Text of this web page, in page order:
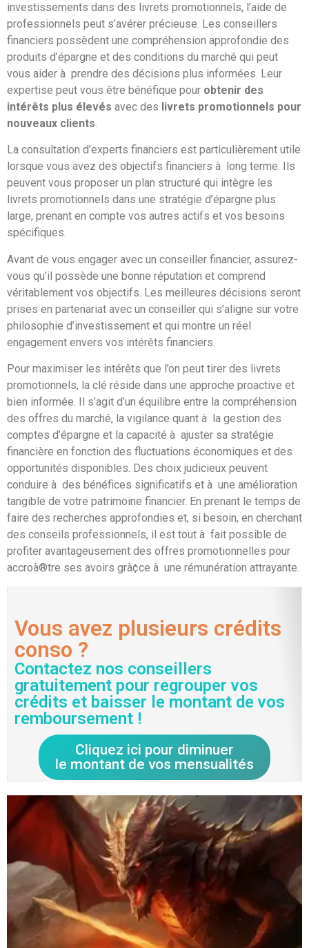
investissements dans des livrets promotionnels, l’aide de
professionnels peut s’avérer précieuse. Les conseillers
financiers possèdent une compréhension approfondie des
produits d’épargne et des conditions du marché qui peut
vous aider à prendre des décisions plus informées. Leur
expertise peut vous être bénéfique pour obtenir des
intérêts plus élevés avec des livrets promotionnels pour
nouveaux clients.
La consultation d’experts financiers est particulièrement utile
lorsque vous avez des objectifs financiers à long terme. Ils
peuvent vous proposer un plan structuré qui intègre les
livrets promotionnels dans une stratégie d’épargne plus
large, prenant en compte vos autres actifs et vos besoins
spécifiques.
Avant de vous engager avec un conseiller financier, assurez-
vous qu’il possède une bonne réputation et comprend
véritablement vos objectifs. Les meilleures décisions seront
prises en partenariat avec un conseiller qui s’aligne sur votre
philosophie d’investissement et qui montre un réel
engagement envers vos intérêts financiers.
Pour maximiser les intérêts que l’on peut tirer des livrets
promotionnels, la clé réside dans une approche proactive et
bien informée. Il s’agit d’un équilibre entre la compréhension
des offres du marché, la vigilance quant à la gestion des
comptes d’épargne et la capacité à ajuster sa stratégie
financière en fonction des fluctuations économiques et des
opportunités disponibles. Des choix judicieux peuvent
conduire à des bénéfices significatifs et à une amélioration
tangible de votre patrimoine financier. En prenant le temps de
faire des recherches approfondies et, si besoin, en cherchant
des conseils professionnels, il est tout à fait possible de
profiter avantageusement des offres promotionnelles pour
accroà®tre ses avoirs grà¢ce à une rémunération attrayante.
Vous avez plusieurs crédits
conso ?
Contactez nos conseillers
gratuitement pour regrouper vos
crédits et baisser le montant de vos
remboursement !
Cliquez ici pour diminuer
le montant de vos mensualités